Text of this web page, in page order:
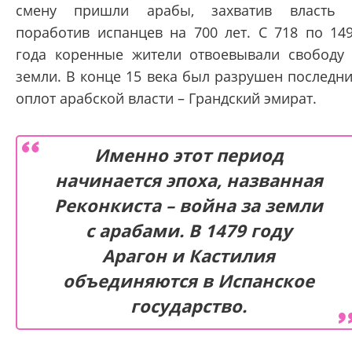
смену пришли арабы, захватив власть
поработив испанцев на 700 лет. С 718 по
года коренные жители отвоевывали свободу
земли. В конце 15 века был разрушен
оплот арабской власти – Грандский эмират.
Именно этот период
начинается эпоха, названная
Реконкиста – война за земли
с арабами. В 1479 году
Арагон и Кастилия
объединяются в Испанское
государство.